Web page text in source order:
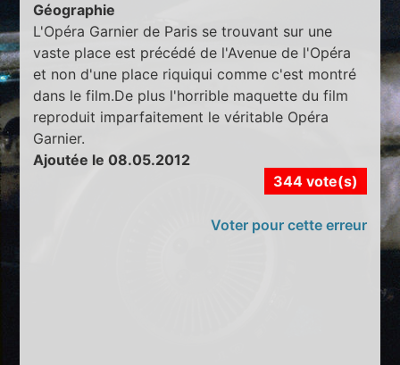
Géographie
L'Opéra Garnier de Paris se trouvant sur une
vaste place est précédé de l'Avenue de l'Opéra
et non d'une place riquiqui comme c'est montré
dans le film.De plus l'horrible maquette du film
reproduit imparfaitement le véritable Opéra
Garnier.
Ajoutée le 08.05.2012
344 vote(s)
Voter pour cette erreur